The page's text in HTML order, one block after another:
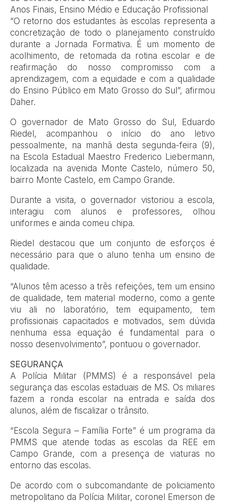
Anos Finais, Ensino Médio e Educação Profissional
“O retorno dos estudantes às escolas representa a
concretização de todo o planejamento construído
durante a Jornada Formativa. É um momento de
acolhimento, de retomada da rotina escolar e de
reafirmação do nosso compromisso com a
aprendizagem, com a equidade e com a qualidade
do Ensino Público em Mato Grosso do Sul”, afirmou
Daher.
O governador de Mato Grosso do Sul, Eduardo
Riedel, acompanhou o início do ano letivo
pessoalmente, na manhã desta segunda-feira (9),
na Escola Estadual Maestro Frederico Liebermann,
localizada na avenida Monte Castelo, número 50,
bairro Monte Castelo, em Campo Grande.
Durante a visita, o governador vistoriou a escola,
interagiu com alunos e professores, olhou
uniformes e ainda comeu chipa.
Riedel destacou que um conjunto de esforços é
necessário para que o aluno tenha um ensino de
qualidade.
“Alunos têm acesso a três refeições, tem um ensino
de qualidade, tem material moderno, como a gente
viu ali no laboratório, tem equipamento, tem
profissionais capacitados e motivados, sem dúvida
nenhuma essa equação é fundamental para o
nosso desenvolvimento”, pontuou o governador.
SEGURANÇA
A Polícia Militar (PMMS) é a responsável pela
segurança das escolas estaduais de MS. Os miliares
fazem a ronda escolar na entrada e saída dos
alunos, além de fiscalizar o trânsito.
“Escola Segura – Família Forte” é um programa da
PMMS que atende todas as escolas da REE em
Campo Grande, com a presença de viaturas no
entorno das escolas.
De acordo com o subcomandante de policiamento
metropolitano da Polícia Militar, coronel Emerson de